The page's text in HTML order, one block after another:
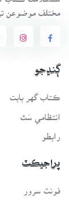
مختلف موضوعن
ڳنڍجو
ڪتاب گهر بابت
انتظامي سَٿ
رابطو
پراجيڪٽ